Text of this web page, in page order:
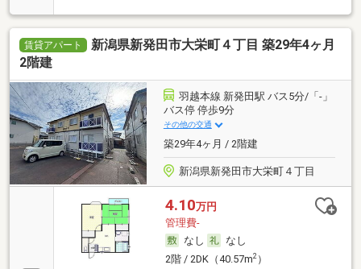
賃貸アパート
新潟県新発田市大栄町４丁目 築29年4ヶ月
2階建
羽越本線 新発田駅 バス5分/「-」
バス停 停歩9分
その他の交通
築29年4ヶ月 / 2階建
新潟県新発田市大栄町４丁目
4.10万円
管理費-
なし
なし
2階 / 2DK（40.57m2）